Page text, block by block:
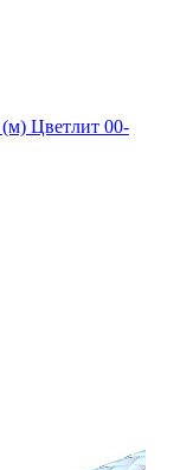
Цветлит 00-